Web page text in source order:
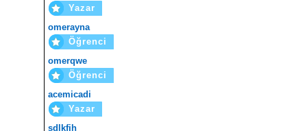
Yazar
omerayna
Öğrenci
omerqwe
Öğrenci
acemicadi
Yazar
sdlkfjh